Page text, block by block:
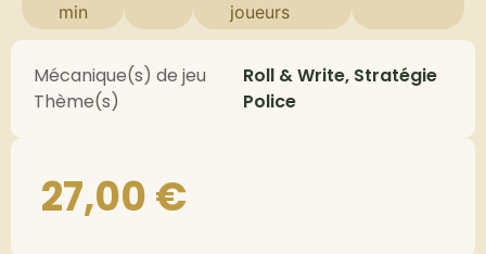
min
joueurs
Mécanique(s) de jeu
Roll & Write, Stratégie
Thème(s)
Police
27,00€